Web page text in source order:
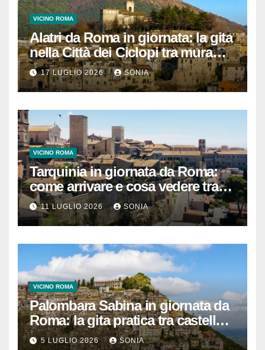
VICINO ROMA
Alatri da Roma in giornata: la gita
nella Città dei Ciclopi tra mura
megalitiche, vicoli medievali e
panorami di Ciociaria
17 LUGLIO 2026 SONIA
VICINO ROMA
Tarquinia in giornata da Roma:
come arrivare e cosa vedere tra
necropoli etrusca, museo e
centro storico
11 LUGLIO 2026 SONIA
VICINO ROMA
Palombara Sabina in giornata da
Roma: la gita pratica tra castello,
vicoli e Terme di Cretone
5 LUGLIO 2026 SONIA